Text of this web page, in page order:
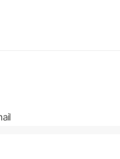
Printhead